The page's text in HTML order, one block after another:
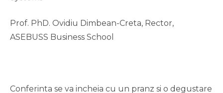
Prof. PhD. Ovidiu Dimbean-Creta, Rector,
ASEBUSS Business School
Conferinta se va incheia cu un pranz si o degustare